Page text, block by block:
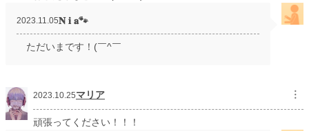
2023.11.05𝐍 𝐢 𝐚🐾
ただいまです！(￣^￣ゞ
2023.10.25マリア ︙
頑張ってください！！！